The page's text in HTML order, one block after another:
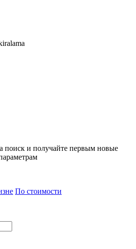
поиск и получайте первым новые
По стоимости